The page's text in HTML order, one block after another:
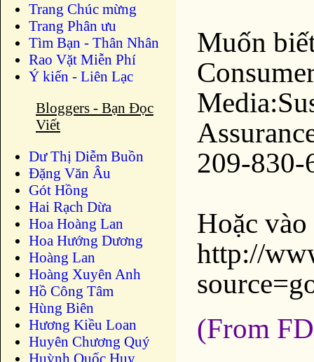
Trang Chúc mừng
Trang Phân ưu
Tìm Bạn - Thân Nhân
Rao Vặt Miễn Phí
Ý kiến - Liên Lạc
Bloggers - Bạn Đọc
Viết
Dư Thị Diễm Buồn
Ðặng Văn Âu
Gót Hồng
Hai Rạch Dừa
Hoa Hoàng Lan
Hoa Hướng Dương
Hoàng Lan
Hoàng Xuyên Anh
Hồ Công Tâm
Hùng Biên
Hương Kiều Loan
Huyên Chương Quý
Huỳnh Quốc Huy
Muốn
209-830-
Hoặc
http://
(From